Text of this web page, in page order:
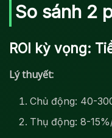
So sánh 2
ROI kỳ vọng:
Lý thuyết:
Chủ động: 40-
Thụ động: 8-